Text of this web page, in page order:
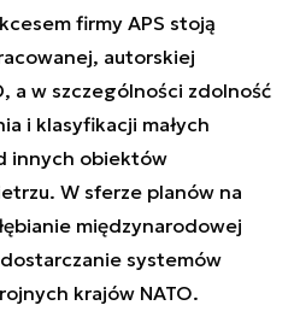
firmy APS stoją
autorskiej
a w szczególności zdolność
i klasyfikacji małych
innych obiektów
W sferze planów na
międzynarodowej
systemów
krajów NATO.